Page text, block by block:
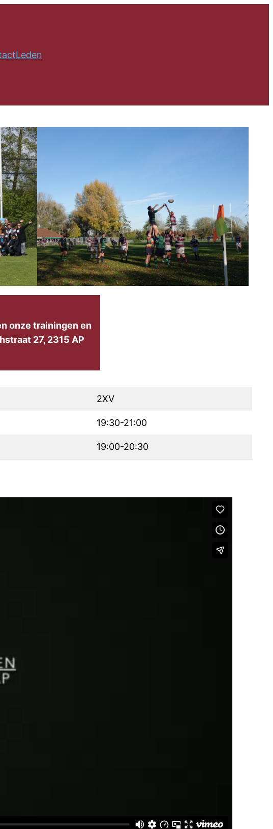
Leden
onze trainingen en
27, 2315 AP
2XV
19:30-21:00
19:00-20:30